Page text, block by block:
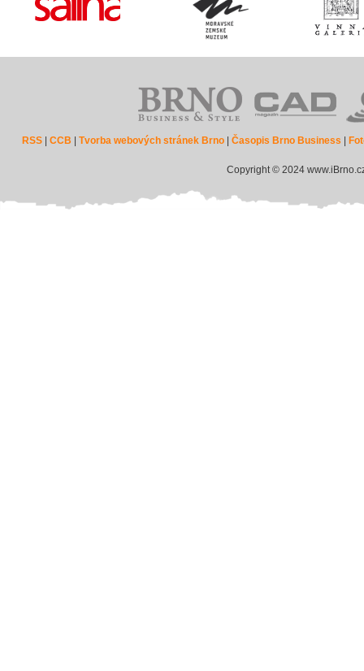
RSS |CCB |Tvorba webových stránek Brno |Časopis Brno Business
Copyright © 2024